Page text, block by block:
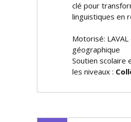
clé pour
linguistiques en
Motorisé:
géographique
Soutien scolaire
les niveaux :